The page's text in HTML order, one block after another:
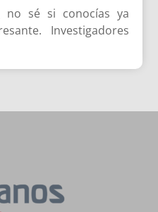
no sé si conocías ya
Investigadores